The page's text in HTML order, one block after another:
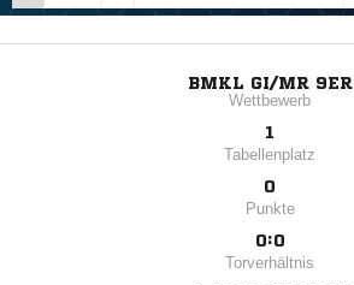
BMKL GI/MR 9ER
Wettbewerb
1
Tabellenplatz
0
Punkte
0:0
Torverhältnis